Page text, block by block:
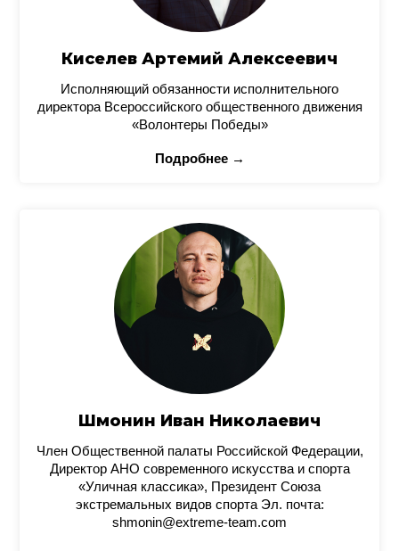
Киселев Артемий Алексеевич
Исполняющий обязанности исполнительного
директора Всероссийского общественного движения
«Волонтеры Победы»
Подробнее →
Шмонин Иван Николаевич
Член Общественной палаты Российской Федерации,
Директор АНО современного искусства и спорта
«Уличная классика», Президент Союза
экстремальных видов спорта Эл. почта:
shmonin@extreme-team.com